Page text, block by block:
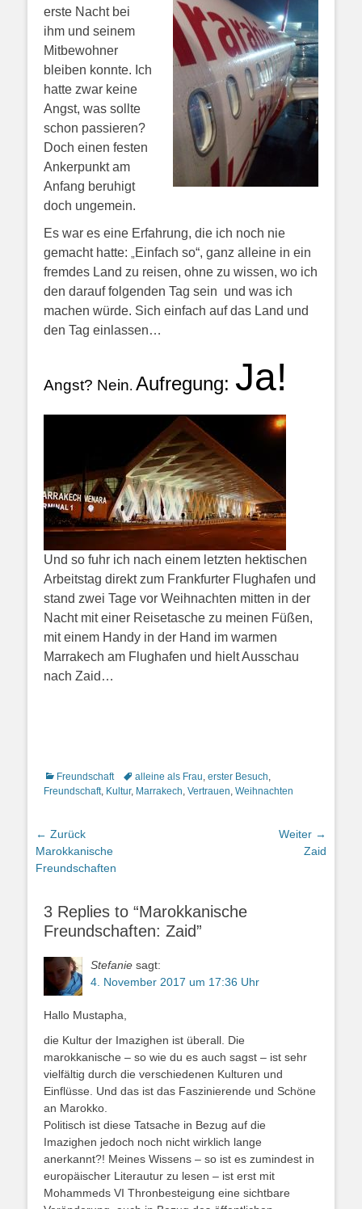
erste Nacht bei
ihm und seinem
Mitbewohner
bleiben konnte. Ich
hatte zwar keine
Angst, was sollte
schon passieren?
Doch einen festen
Ankerpunkt am
Anfang beruhigt
doch ungemein.
Es war es eine Erfahrung, die ich noch nie
gemacht hatte:
Einfach so“, ganz alleine in ein
fremdes Land zu reisen, ohne zu wissen, wo ich
den darauf folgenden Tag sein und was ich
machen würde. Sich einfach auf das Land und
den Tag einlassen…
Angst? Nein. Aufregung: Ja!
Und so fuhr ich nach einem letzten hektischen
Arbeitstag direkt zum Frankfurter Flughafen und
stand zwei Tage vor Weihnachten mitten in der
Nacht mit einer Reisetasche zu meinen Füßen,
mit einem Handy in der Hand im warmen
Marrakech am Flughafen und hielt Ausschau
nach Zaid…
Kategorien
Freundschaft Schlagworte
alleine als Frau, erster Besuch,
Freundschaft, Kultur, Marrakech, Vertrauen, Weihnachten
Beitragsnavigation
← Zurück
Vorheriger
Beitrag:
Marokkanische
Freundschaften
Weiter →
Zaid
3 Replies to “Marokkanische
Freundschaften: Zaid”
Stefanie sagt:
4. November 2017 um 17:36 Uhr
Hallo Mustapha,
die Kultur der Imazighen ist überall. Die
marokkanische – so wie du es auch sagst – ist sehr
vielfältig durch die verschiedenen Kulturen und
Einflüsse. Und das ist das Faszinierende und Schöne
an Marokko.
Politisch ist diese Tatsache in Bezug auf die
Imazighen jedoch noch nicht wirklich lange
anerkannt?! Meines Wissens – so ist es zumindest in
europäischer Literautur zu lesen – ist erst mit
Mohammeds VI Thronbesteigung eine sichtbare